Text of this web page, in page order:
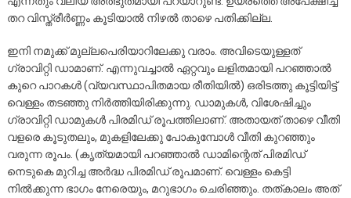
തറ വിസ്ത്രീർണ്ണം കൂടിയാൽ നിഴൽ താഴെ പതിക്കില്ല.
ഇനി നമുക്ക് മുല്ലപെരിയാറിലേക്കു വരാം. അവിടെയുള്ളത്
ഗ്രാവിറ്റി ഡാമാണ്. എന്നുവച്ചാൽ ഏറ്റവും ലളിതമായി പറഞ്ഞാൽ
കുറെ പാറകൾ (വ്യവസ്ഥാപിതമായ രീതിയിൽ) ഒരിടത്തു കൂട്ടിയിട്ട്
വെള്ളം തടഞ്ഞു നിർത്തിയിരിക്കുന്നു. ഡാമുകൾ, വിശേഷിച്ചും
ഗ്രാവിറ്റി ഡാമുകൾ പിരമിഡ് രൂപത്തിലാണ്. അതായത് താഴെ വീതി
വളരെ കൂടുതലും, മുകളിലേക്കു പോകുമ്പോൾ വീതി കുറഞ്ഞും
വരുന്ന രൂപം. (കൃത്യമായി പറഞ്ഞാൽ ഡാമിന്റെത് പിരമിഡ്
നെടുകെ മുറിച്ച അർദ്ധ പിരമിഡ് രൂപമാണ്. വെള്ളം കെട്ടി
നിൽക്കുന്ന ഭാഗം നേരെയും, മറുഭാഗം ചെരിഞ്ഞും. തത്കാലം അത്